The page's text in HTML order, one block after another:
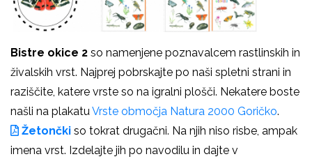
Bistre okice 2 so namenjene poznavalcem rastlinskih in
živalskih vrst. Najprej pobrskajte po naši spletni strani in
raziščite, katere vrste so na igralni plošči. Nekatere boste
našli na plakatuVrste območja Natura 2000 Goričko.
Žetončki so tokrat drugačni. Na njih niso risbe, ampak
imena vrst. Izdelajte jih po navodilu in dajte v